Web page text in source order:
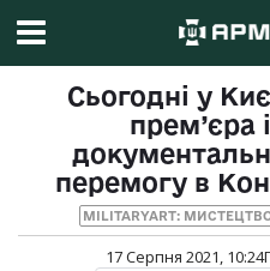
Сьогодні у
прем’єра
перемогу в
MILITARYART:
17 Серпня 2021, 10:24